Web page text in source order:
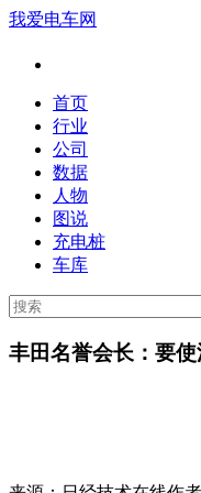
我爱电车网
首页
行业
公司
数据
人物
图说
充电桩
车库
丰田名誉会长：要